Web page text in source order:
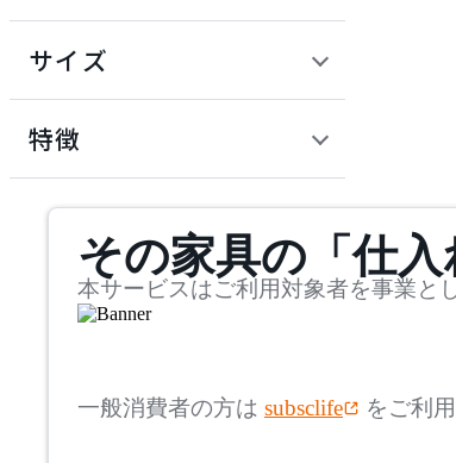
オフプライス什器
ADAL
アダルトータルインテリ
アコレクション
サイズ
mm
検索
~
~
特徴
その家具の「仕入
本サービスはご利用対象者を事業と
一般消費者の方は subsclife をご利